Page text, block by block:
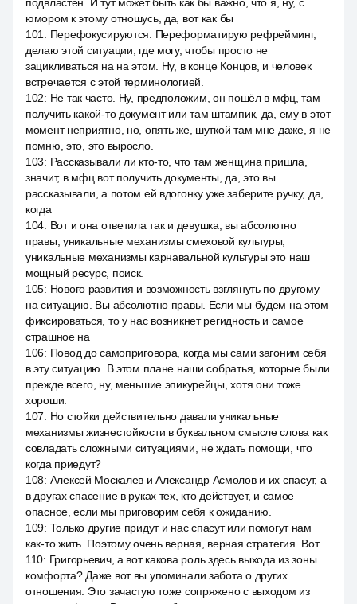
юмором к этому отношусь, да, вот как бы
101 : Перефокусируются. Переформатирую рефрейминг,
делаю этой ситуации, где могу, чтобы просто не
зацикливаться на на этом. Ну, в конце Концов, и человек
встречается с этой терминологией.
102: Не так часто. Ну, предположим, он пошёл в мфц, там
получить какой-то документ или там штампик, да, ему в этот
момент неприятно, но, опять же, шуткой там мне даже, я не
помню, это, это выросло.
103: Рассказывали ли кто-то, что там женщина пришла,
значит, в мфц вот получить документы, да, это вы
рассказывали, а потом ей вдогонку уже заберите ручку, да,
когда
104: Вот и она ответила так и девушка, вы абсолютно
правы, уникальные механизмы смеховой культуры,
уникальные механизмы карнавальной культуры это наш
мощный ресурс, поиск.
105: Нового развития и возможность взглянуть по другому
на ситуацию. Вы абсолютно правы. Если мы будем на этом
фиксироваться, то у нас возникнет регидность и самое
страшное на
106: Повод до самоприговора, когда мы сами загоним себя
в эту ситуацию. В этом плане наши собратья, которые были
прежде всего, ну, меньшие эпикурейцы, хотя они тоже
хороши.
107: Но стойки действительно давали уникальные
механизмы жизнестойкости в буквальном смысле слова как
совладать сложными ситуациями, не ждать помощи, что
когда приедут?
108: Алексей Москалев и Александр Асмолов и их спасут, а
в другах спасение в руках тех, кто действует, и самое
опасное, если мы приговорим себя к ожиданию.
109: Только другие придут и нас спасут или помогут нам
как-то жить. Поэтому очень верная, верная стратегия. Вот.
110: Григорьевич, а вот какова роль здесь выхода из зоны
комфорта? Даже вот вы упоминали забота о других
отношения. Это зачастую тоже сопряжено с выходом из